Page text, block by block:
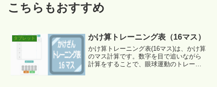
こちらもおすすめ
タブレット かけ算トレーニング表（16マス）
かけ算トレーニング表(16マス)は、かけ算
のマス計算です。数字を目で追いながら
計算をすることで、眼球運動のトレーニ